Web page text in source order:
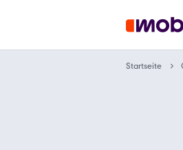
Startseite